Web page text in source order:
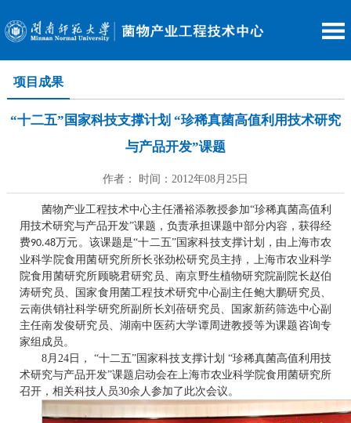
项目成果
“十二五”国家科技支撑计划 “珍稀真菌高值利用技术研究
与产品开发”课题
作者： 时间：2012年08月25日
菌物产业工程技术中心主任潘裕添教授参加“珍稀真菌高值利
用技术研究与产品开发”课题，负责承担课题中部分内容，获得经
费90.48万元。该课题是“十二五”国家科技支撑计划，由上海市农
业科学院食用菌研究所所长张劲松研究员主持，上海市农业科学
院食用菌研究所顾晓君研究员、南京野生植物研究院副院长赵伯
涛研究员、国家食用菌工程技术研究中心副主任鲍大鹏研究员、
云南供销社科学研究所副所长刘蓓研究员、国家新药筛选中心副
主任南发俊研究员、湖南中医药大学谭周进教授等为课题咨询专
家组成员。
8月24日， “十二五”国家科技支撑计划 “珍稀真菌高值利用技
术研究与产品开发”课题启动会在上海市农业科学院食用菌研究所
召开，相关科技人员30余人参加了此次会议。